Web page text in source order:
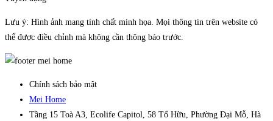
Lưu ý: Hình ảnh mang tính chất minh họa. Mọi thông tin trên website có
thể được điều chỉnh mà không cần thông báo trước.
Chính sách bảo mật
Mei Home
Tầng 15 Toà A3, Ecolife Capitol, 58 Tố Hữu, Phường Đại Mỗ, Hà